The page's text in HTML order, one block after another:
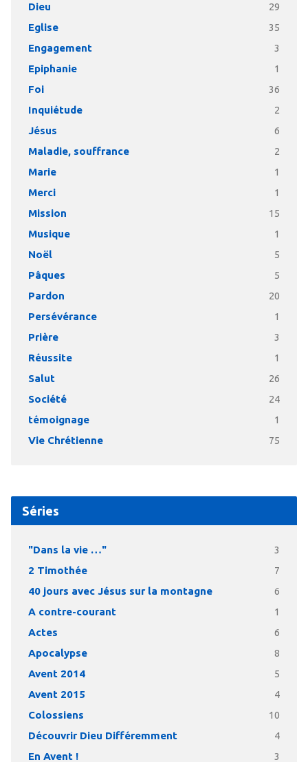
Dieu 29
Eglise 35
Engagement 3
Epiphanie 1
Foi 36
Inquiétude 2
Jésus 6
Maladie, souffrance 2
Marie 1
Merci 1
Mission 15
Musique 1
Noël 5
Pâques 5
Pardon 20
Persévérance 1
Prière 3
Réussite 1
Salut 26
Société 24
témoignage 1
Vie Chrétienne 75
Séries
"Dans la vie …" 3
2 Timothée 7
40 jours avec Jésus sur la montagne 6
A contre-courant 1
Actes 6
Apocalypse 8
Avent 2014 5
Avent 2015 4
Colossiens 10
Découvrir Dieu Différemment 4
En Avent ! 3